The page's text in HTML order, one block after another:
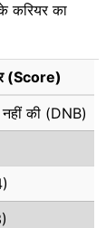
करियर का
(Score)
नहीं की (DNB)